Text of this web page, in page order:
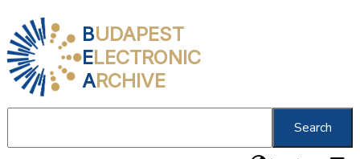
BUDAPEST
ELECTRONIC
ARCHIVE
Search